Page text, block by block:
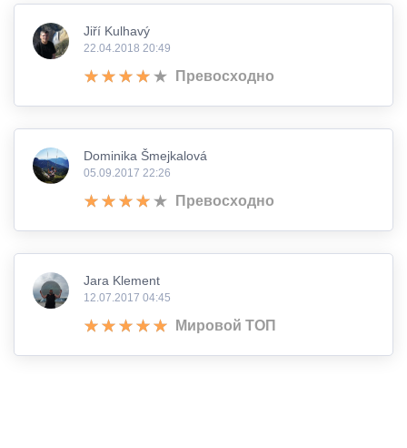
Jiří Kulhavý
22.04.2018 20:49
Превосходно
Dominika Šmejkalová
05.09.2017 22:26
Превосходно
Jara Klement
12.07.2017 04:45
Мировой ТОП